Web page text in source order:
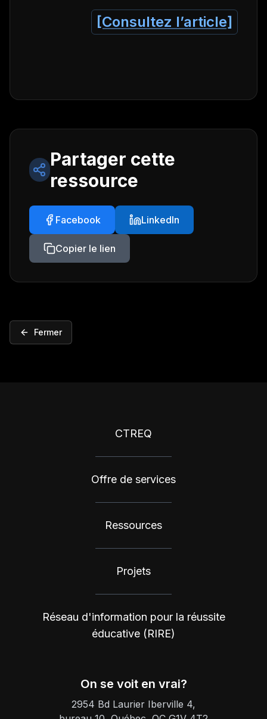
[Consultez l’article]
Partager cette
ressource
Facebook LinkedIn
Copier le lien
Fermer
CTREQ
Offre de services
Ressources
Projets
Réseau d'information pour la réussite
éducative (RIRE)
On se voit en vrai?
2954 Bd Laurier Iberville 4,